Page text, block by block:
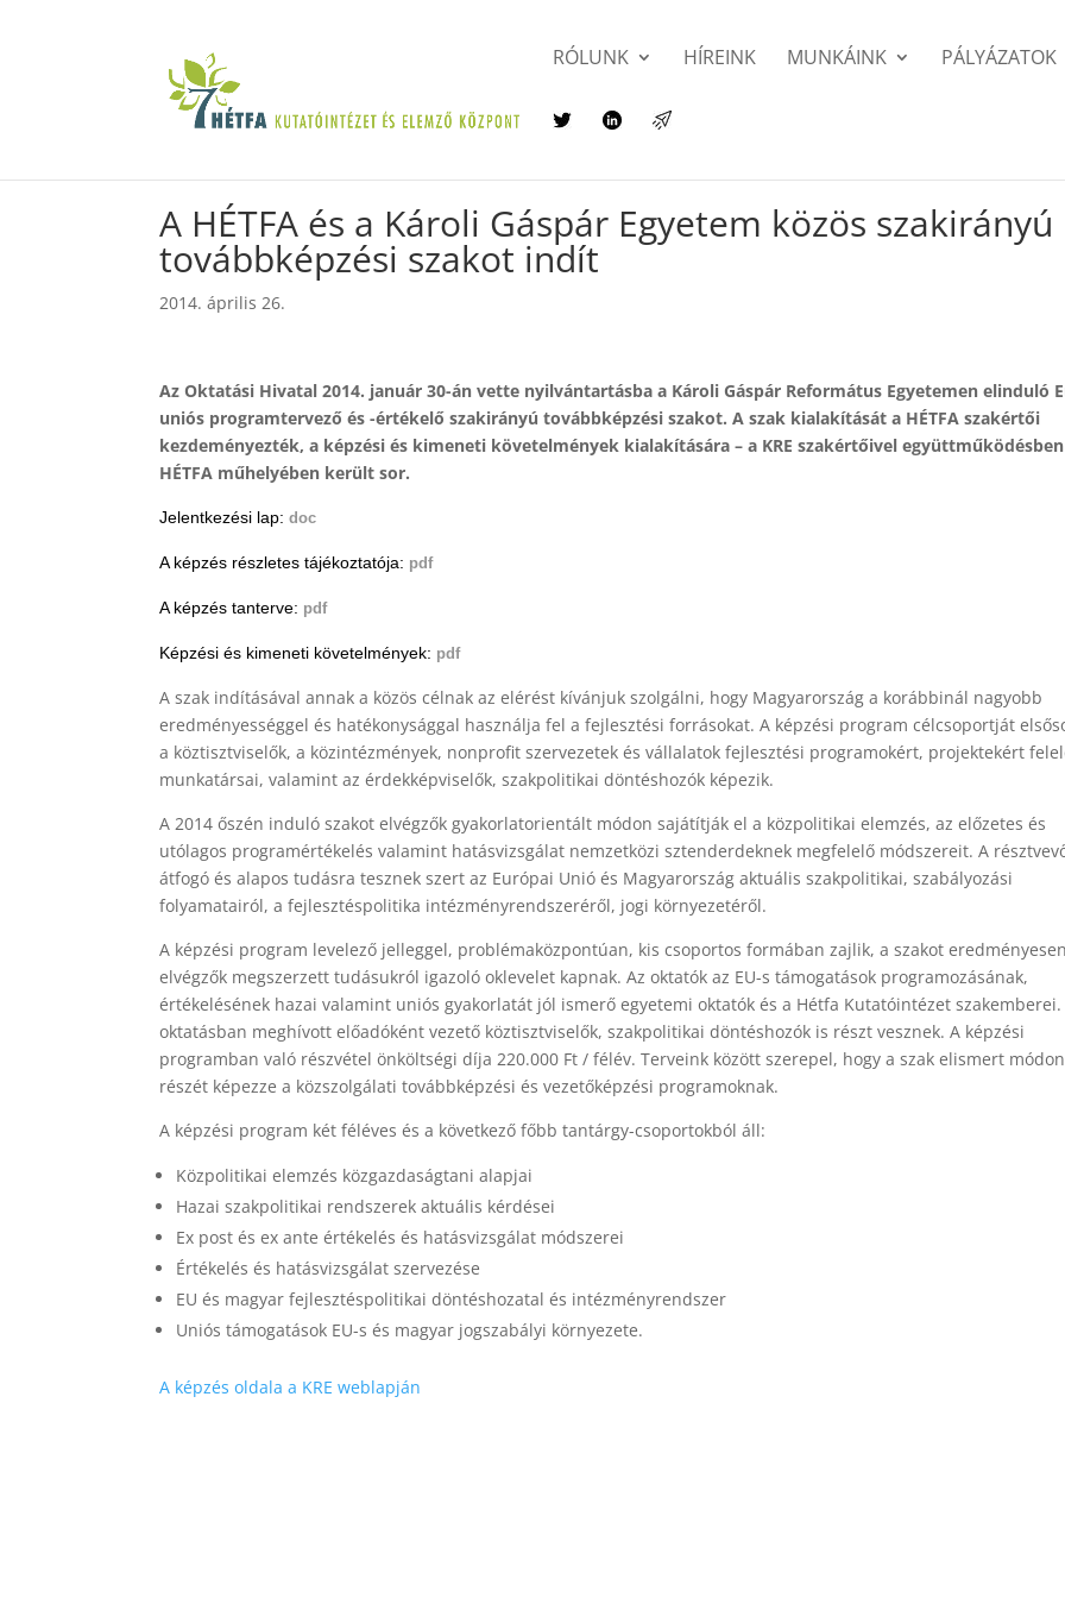
RÓLUNK HÍREINK MUNKÁINK PÁLYÁZATOK
A HÉTFA és a Károli Gáspár Egyetem közös szakirányú
továbbképzési szakot indít
2014. április 26.
Az Oktatási Hivatal 2014. január 30-án vette nyilvántartásba a Károli Gáspár Református Egyetemen elinduló
uniós programtervező és -értékelő szakirányú továbbképzési szakot. A szak kialakítását a HÉTFA szakértői
kezdeményezték, a képzési és kimeneti követelmények kialakítására – a KRE szakértőivel együttműködésben
HÉTFA műhelyében került sor.
Jelentkezési lap:doc
A képzés részletes tájékoztatója: pdf
A képzés tanterve: pdf
Képzési és kimeneti követelmények: pdf
A szak indításával annak a közös célnak az elérést kívánjuk szolgálni, hogy Magyarország a korábbinál nagyobb
eredményességgel és hatékonysággal használja fel a fejlesztési forrásokat. A képzési program célcsoportját
a köztisztviselők, a közintézmények, nonprofit szervezetek és vállalatok fejlesztési programokért, projektekért
munkatársai, valamint az érdekképviselők, szakpolitikai döntéshozók képezik.
A 2014 őszén induló szakot elvégzők gyakorlatorientált módon sajátítják el a közpolitikai elemzés, az előzetes és
utólagos programértékelés valamint hatásvizsgálat nemzetközi sztenderdeknek megfelelő módszereit. A
átfogó és alapos tudásra tesznek szert az Európai Unió és Magyarország aktuális szakpolitikai, szabályozási
folyamatairól, a fejlesztéspolitika intézményrendszeréről, jogi környezetéről.
A képzési program levelező jelleggel, problémaközpontúan, kis csoportos formában zajlik, a szakot eredményesen
elvégzők megszerzett tudásukról igazoló oklevelet kapnak. Az oktatók az EU-s támogatások programozásának,
értékelésének hazai valamint uniós gyakorlatát jól ismerő egyetemi oktatók és a Hétfa Kutatóintézet szakemberei.
oktatásban meghívott előadóként vezető köztisztviselők, szakpolitikai döntéshozók is részt vesznek. A képzési
programban való részvétel önköltségi díja 220.000 Ft / félév. Terveink között szerepel, hogy a szak elismert módon
részét képezze a közszolgálati továbbképzési és vezetőképzési programoknak.
A képzési program két féléves és a következő főbb tantárgy-csoportokból áll:
Közpolitikai elemzés közgazdaságtani alapjai
Hazai szakpolitikai rendszerek aktuális kérdései
Ex post és ex ante értékelés és hatásvizsgálat módszerei
Értékelés és hatásvizsgálat szervezése
EU és magyar fejlesztéspolitikai döntéshozatal és intézményrendszer
Uniós támogatások EU-s és magyar jogszabályi környezete.
A képzés oldala a KRE weblapján